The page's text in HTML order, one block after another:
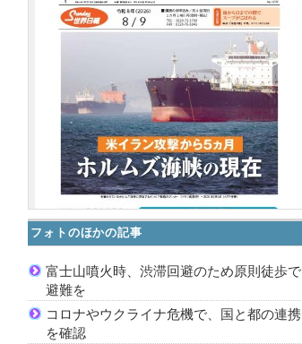
フォトのほかの記事
富士山噴火時、渋滞回避のため原則徒歩で
避難を
コロナやウクライナ危機で、国と都の連携
を確認